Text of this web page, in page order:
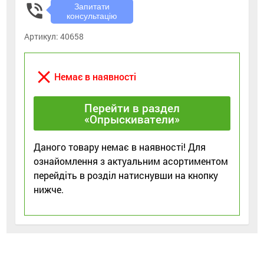
phone_in_talk
Запитати
консультацію
Артикул:40658
close Немає в наявності
Перейти в раздел
«Опрыскиватели»
Даного товару немає в наявності! Для
ознайомлення з актуальним асортиментом
перейдіть в розділ натиснувши на кнопку
нижче.